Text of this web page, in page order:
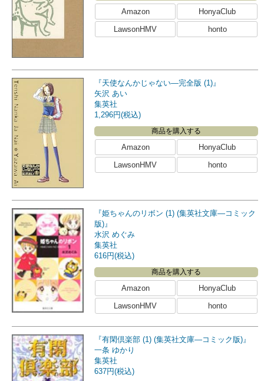
Amazon
HonyaClub
LawsonHMV
honto
『天使なんかじゃない―完全版 (1)』
矢沢 あい
集英社
1,296円(税込)
商品を購入する
Amazon
HonyaClub
LawsonHMV
honto
『姫ちゃんのリボン (1) (集英社文庫―コミック
版)』
水沢 めぐみ
集英社
616円(税込)
商品を購入する
Amazon
HonyaClub
LawsonHMV
honto
『有閑倶楽部 (1) (集英社文庫―コミック版)』
一条 ゆかり
集英社
637円(税込)